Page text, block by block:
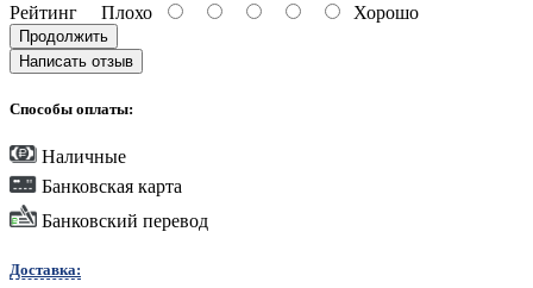
Рейтинг Плохо Хорошо
Продолжить
Написать отзыв
Способы оплаты:
Наличные
Банковская карта
Банковский перевод
Доставка: